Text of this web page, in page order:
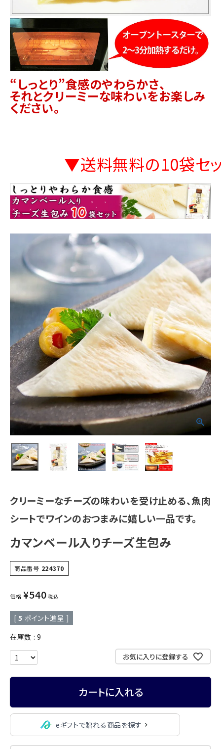
“しっとり”食感のやわらかさ、
それとクリーミーな味わいをお楽しみ
ください。
▼送料無料の10袋セ
クリーミーなチーズの味わいを受け止める、魚肉
シートでワインのおつまみに嬉しい一品です。
カマンベール入りチーズ生包み
商品番号 224370
価格 ¥540 税込
[ 5 ポイント進呈 ]
在庫数
9
お気に入りに登録する
カートに入れる
eギフトで贈れる商品を探す